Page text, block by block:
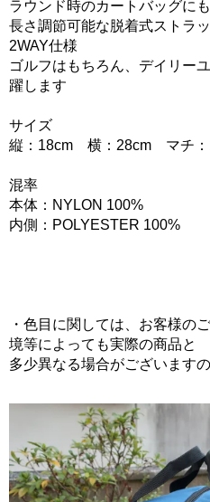
ラウンド時のカートバッグに
長さ調節可能な脱着式ストラ
2WAY仕様
ゴルフはもちろん、デイリー
躍します
サイズ
縦：18cm 横：28cm マチ：
混率
本体：NYLON 100%
内側：POLYESTER 100%
・色目に関しては、お客様の
境等によっても実際の商品と
多少異なる場合がございます